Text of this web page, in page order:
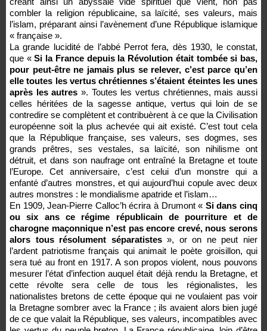
combler la religion républicaine, sa laïcité, ses valeurs, mais
l’islam, préparant ainsi l’avènement d’une République islamique
« française ».
La grande lucidité de l’abbé Perrot fera, dès 1930, le constat,
que «Si la France depuis la Révolution était tombée si bas,
pour peut-être ne jamais plus se relever, c’est parce qu’en
elle toutes les vertus chrétiennes s’étaient éteintes les unes
après les autres ». Toutes les vertus chrétiennes, mais aussi
celles héritées de la sagesse antique, vertus qui loin de se
contredire se complètent et contribuèrent à ce que la Civilisation
européenne soit la plus achevée qui ait existé. C’est tout cela
que la République française, ses valeurs, ses dogmes, ses
grands prêtres, ses vestales, sa laïcité, son nihilisme ont
détruit, et dans son naufrage ont entraîné la Bretagne et toute
l’Europe. Cet anniversaire, c’est celui d’un monstre qui a
enfanté d’autres monstres, et qui aujourd’hui copule avec deux
autres monstres : le mondialisme apatride et l’islam…
En 1909, Jean-Pierre Calloc’h écrira à Drumont « Si dans cinq
ou six ans ce régime républicain de pourriture et de
charogne maçonnique n’est pas encore crevé, nous serons
alors tous résolument séparatistes», or on ne peut nier
l’ardent patriotisme français qui animait le poète groisillon, qui
sera tué au front en 1917. A son propos violent, nous pouvons
mesurer l’état d’infection auquel était déjà rendu la Bretagne, et
cette révolte sera celle de tous les régionalistes, les
nationalistes bretons de cette époque qui ne voulaient pas voir
la Bretagne sombrer avec la France ; ils avaient alors bien jugé
de ce que valait la République, ses valeurs, incompatibles avec